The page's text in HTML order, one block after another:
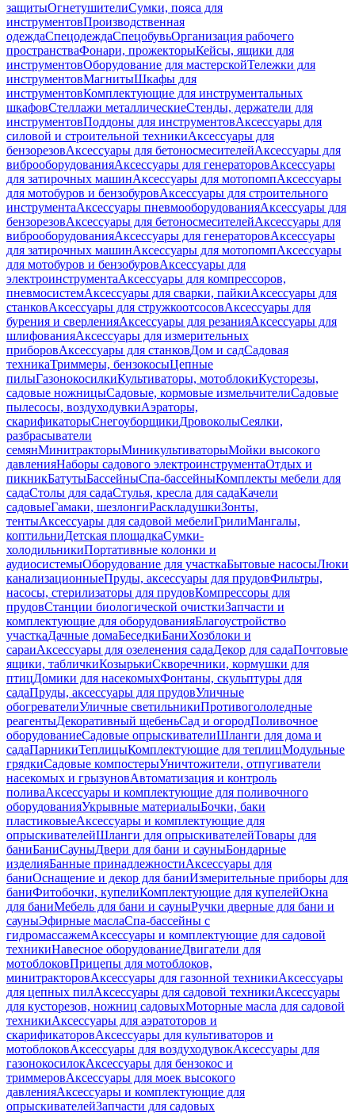
защитыОгнетушителиСумки, пояса для
инструментовПроизводственная
одеждаСпецодеждаСпецобувьОрганизация рабочего
пространстваФонари, прожекторыКейсы, ящики для
инструментовОборудование для мастерскойТележки для
инструментовМагнитыШкафы для
инструментовКомплектующие для инструментальных
шкафовСтеллажи металлическиеСтенды, держатели для
инструментовПоддоны для инструментовАксессуары для
силовой и строительной техникиАксессуары для
бензорезовАксессуары для бетоносмесителейАксессуары для
виброоборудованияАксессуары для генераторовАксессуары
для затирочных машинАксессуары для мотопомпАксессуары
для мотобуров и бензобуровАксессуары для строительного
инструментаАксессуары пневмооборудованияАксессуары для
бензорезовАксессуары для бетоносмесителейАксессуары для
виброоборудованияАксессуары для генераторовАксессуары
для затирочных машинАксессуары для мотопомпАксессуары
для мотобуров и бензобуровАксессуары для
электроинструментаАксессуары для компрессоров,
пневмосистемАксессуары для сварки, пайкиАксессуары для
станковАксессуары для стружкоотсосовАксессуары для
бурения и сверленияАксессуары для резанияАксессуары для
шлифованияАксессуары для измерительных
приборовАксессуары для станковДом и садСадовая
техникаТриммеры, бензокосыЦепные
пилыГазонокосилкиКультиваторы, мотоблокиКусторезы,
садовые ножницыСадовые, кормовые измельчителиСадовые
пылесосы, воздуходувкиАэраторы,
скарификаторыСнегоуборщикиДровоколыСеялки,
разбрасыватели
семянМинитракторыМиникультиваторыМойки высокого
давленияНаборы садового электроинструментаОтдых и
пикникБатутыБассейныСпа-бассейныКомплекты мебели для
садаСтолы для садаСтулья, кресла для садаКачели
садовыеГамаки, шезлонгиРаскладушкиЗонты,
тентыАксессуары для садовой мебелиГрилиМангалы,
коптильниДетская площадкаСумки-
холодильникиПортативные колонки и
аудиосистемыОборудование для участкаБытовые насосыЛюки
канализационныеПруды, аксессуары для прудовФильтры,
насосы, стерилизаторы для прудовКомпрессоры для
прудовСтанции биологической очисткиЗапчасти и
комплектующие для оборудованияБлагоустройство
участкаДачные домаБеседкиБаниХозблоки и
сараиАксессуары для озеленения садаДекор для садаПочтовые
ящики, табличкиКозырькиСкворечники, кормушки для
птицДомики для насекомыхФонтаны, скульптуры для
садаПруды, аксессуары для прудовУличные
обогревателиУличные светильникиПротивогололедные
реагентыДекоративный щебеньСад и огородПоливочное
оборудованиеСадовые опрыскивателиШланги для дома и
садаПарникиТеплицыКомплектующие для теплицМодульные
грядкиСадовые компостерыУничтожители, отпугиватели
насекомых и грызуновАвтоматизация и контроль
поливаАксессуары и комплектующие для поливочного
оборудованияУкрывные материалыБочки, баки
пластиковыеАксессуары и комплектующие для
опрыскивателейШланги для опрыскивателейТовары для
баниБаниСауныДвери для бани и сауныБондарные
изделияБанные принадлежностиАксессуары для
баниОснащение и декор для баниИзмерительные приборы для
баниФитобочки, купелиКомплектующие для купелейОкна
для баниМебель для бани и сауныРучки дверные для бани и
сауныЭфирные маслаСпа-бассейны с
гидромассажемАксессуары и комплектующие для садовой
техникиНавесное оборудованиеДвигатели для
мотоблоковПрицепы для мотоблоков,
минитракторовАксессуары для газонной техникиАксессуары
для цепных пилАксессуары для садовой техникиАксессуары
для кусторезов, ножниц садовыхМоторные масла для садовой
техникиАксессуары для аэратоторов и
скарификаторовАксессуары для культиваторов и
мотоблоковАксессуары для воздуходувокАксессуары для
газонокосилокАксессуары для бензокос и
триммеровАксессуары для моек высокого
давленияАксессуары и комплектующие для
опрыскивателейЗапчасти для садовых